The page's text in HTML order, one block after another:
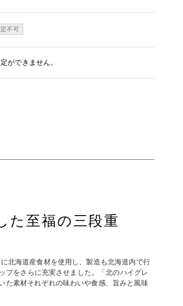
不可
ができません。
た至福の三段重
北海道産食材を使用し、製造も北海道内で行
プをさらに充実させました。「北のハイグレ
た素材それぞれの味わいや食感、旨みと風味